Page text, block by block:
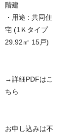
階建
・用途 : 共同住
宅 (1Ｋタイプ
29.92㎡ 15戸)
→詳細PDFはこ
ちら
お申し込みは不